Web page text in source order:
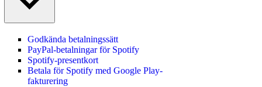
Godkända betalningssätt
PayPal-betalningar för Spotify
Spotify-presentkort
Betala för Spotify med Google Play-
fakturering